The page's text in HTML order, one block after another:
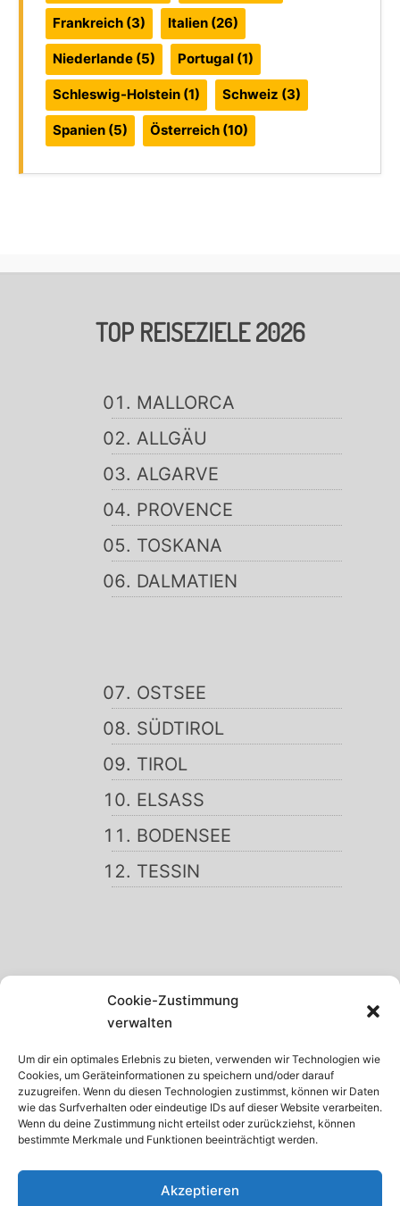
Cookie-Zustimmung
verwalten
Um dir ein optimales Erlebnis zu bieten, verwenden wir Technologien wie
Cookies, um Geräteinformationen zu speichern und/oder darauf
zuzugreifen. Wenn du diesen Technologien zustimmst, können wir Daten
wie das Surfverhalten oder eindeutige IDs auf dieser Website verarbeiten.
Wenn du deine Zustimmung nicht erteilst oder zurückziehst, können
bestimmte Merkmale und Funktionen beeinträchtigt werden.
Akzeptieren
Frankreich(3) Italien(26)
Niederlande(5) Portugal(1)
Schleswig-Holstein(1) Schweiz (3)
Spanien(5) Österreich(10)
TOP REISEZIELE 2026
MALLORCA
ALLGÄU
ALGARVE
PROVENCE
TOSKANA
DALMATIEN
OSTSEE
SÜDTIROL
TIROL
ELSASS
BODENSEE
TESSIN
SCHWARZWALD
GARDASEE
MADEIRA
TENERIFFA
KRETA